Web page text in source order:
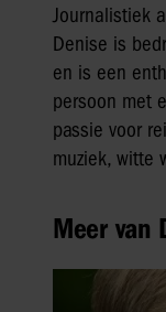
Journalistiek
Denise is
en is een
persoon met
passie voor
muziek, witte
Meer van